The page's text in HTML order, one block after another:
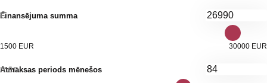
Finansējuma summa
€
1500 EUR 30000 EUR
Atmaksas periods mēnešos
mēn.